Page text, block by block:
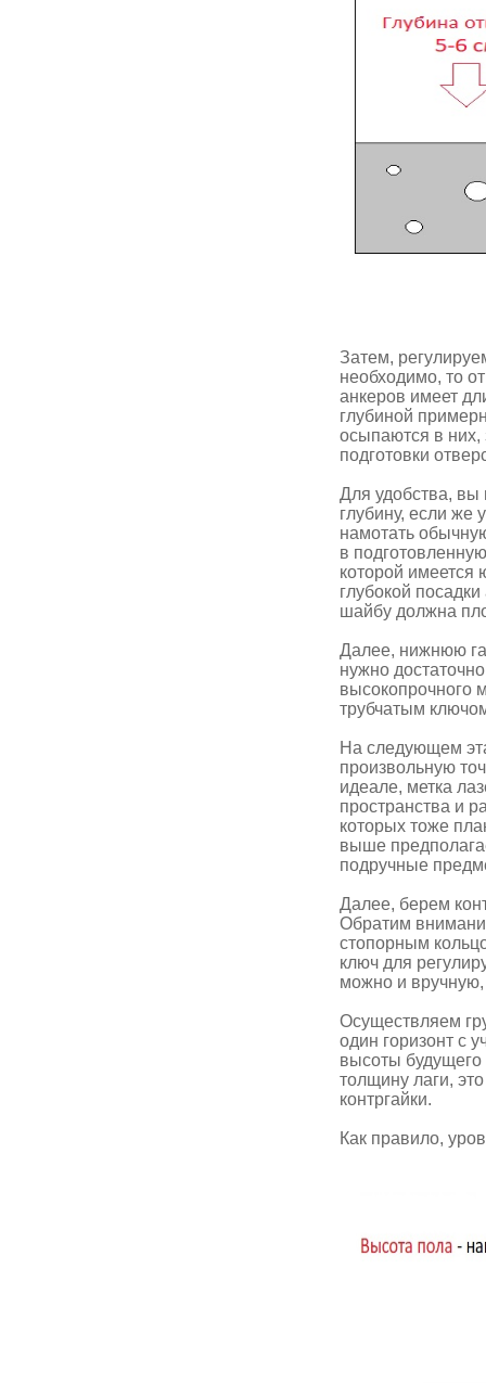
Затем,
необходимо, то
анкеров имеет
глубиной
осыпаются в них,
подготовки
Для удобства, вы
глубину, если же
намотать
в
которой имеется
глубокой
шайбу должна
Далее, нижнюю
нужно
высокопрочного
трубчатым
На следующем
произвольную
идеале, метка
пространства и
которых тоже
выше
подручные
Далее, берем
Обратим
стопорным
ключ для
можно и
Осуществляем
один горизонт с
высоты
толщину лаги,
контргайки.
Как правило,